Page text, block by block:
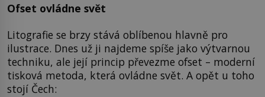
Ofset ovládne svět
Litografie se brzy stává oblíbenou hlavně pro
ilustrace. Dnes už ji najdeme spíše jako výtvarnou
techniku, ale její princip převezme ofset – moderní
tisková metoda, která ovládne svět. A opět u toho
stojí Čech: